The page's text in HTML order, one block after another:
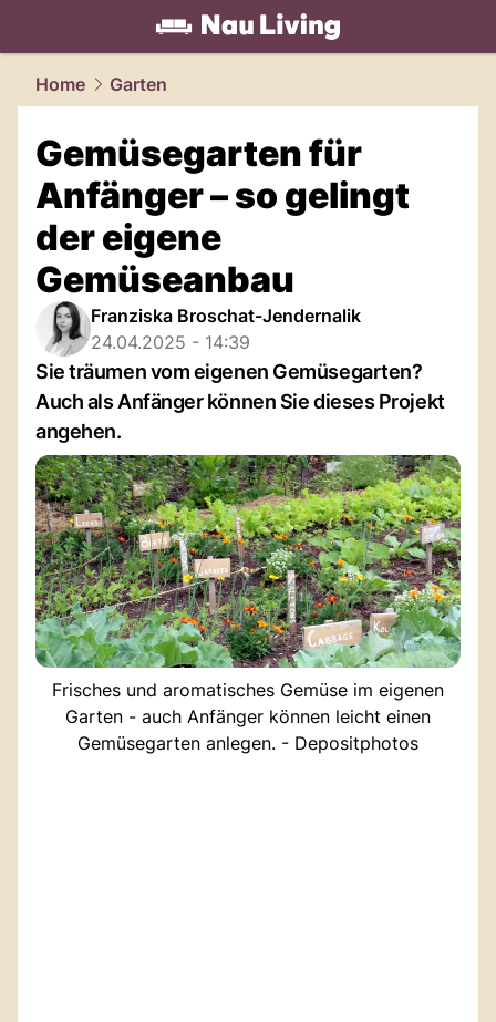
living.NAU.ch
Home Garten
Gemüsegarten für
Anfänger – so gelingt
der eigene
Gemüseanbau
Franziska Broschat-Jendernalik
24.04.2025 - 14:39
Sie träumen vom eigenen Gemüsegarten?
Auch als Anfänger können Sie dieses Projekt
angehen.
Frisches und aromatisches Gemüse im eigenen
Garten - auch Anfänger können leicht einen
Gemüsegarten anlegen. - Depositphotos